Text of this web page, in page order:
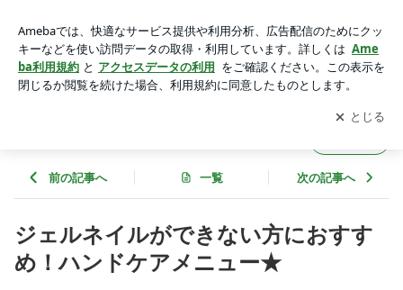
| ネイルズアジュールイオン上越店のブログ
アプリをダウンロードして ブログの更新通知
を受け取りまし
ょう。
開く
前の記事へ 一覧 次の記事へ
ジェルネイルができない方におすす
め！ハンドケアメニュー★